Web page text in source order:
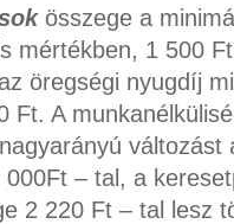
összege a
mértékben, 1 500
öregségi nyugdíj
Ft. A
változást
– tal, a
2 220 Ft – tal lesz